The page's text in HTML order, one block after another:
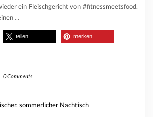
ein Fleischgericht von #fitnessmeetsfood.
teilen merken
0 Comments